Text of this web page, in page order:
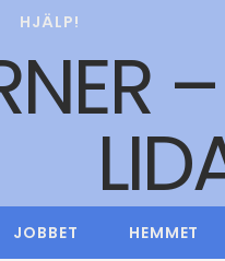
HJÄLP!
JOBBET HEMMET